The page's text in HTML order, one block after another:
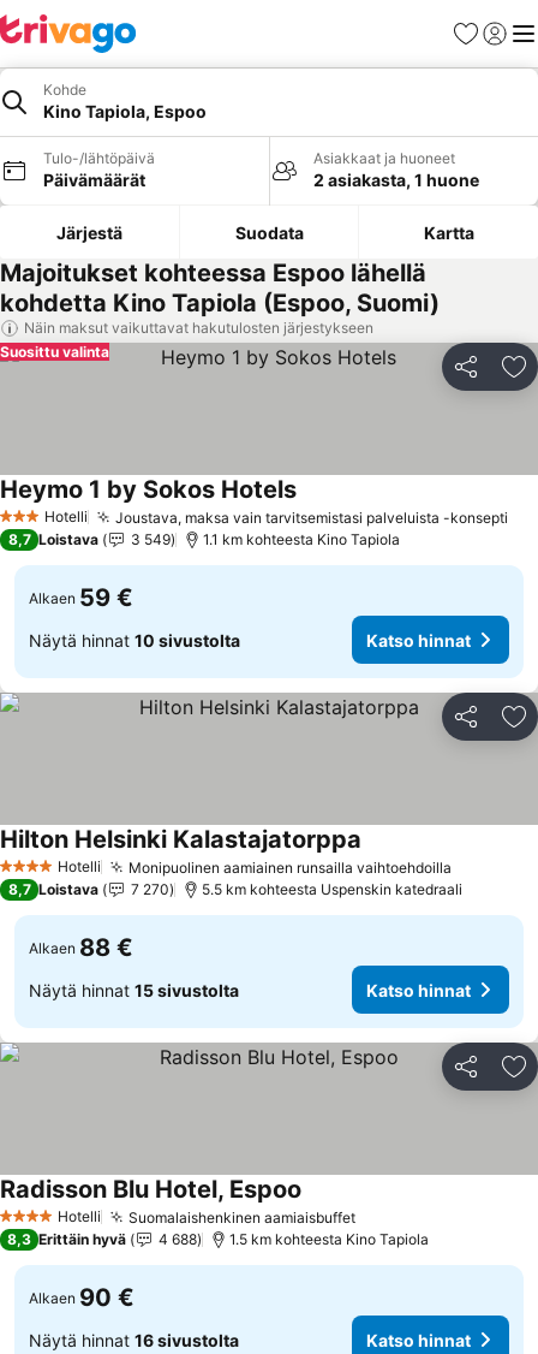
Suosikit
Kohde
Kino Tapiola, Espoo
Tulo-/lähtöpäivä
Päivämäärät
Asiakkaat ja huoneet
2 asiakasta, 1 huone
Järjestä Suodata Kartta
Majoitukset kohteessa Espoo lähellä
kohdetta Kino Tapiola (Espoo, Suomi)
Näin maksut vaikuttavat hakutulosten järjestykseen
Jaa
Suosittu valinta
3 Tähtiluokitus
Hotelli Joustava, maksa vain tarvitsemistasi palveluista -konsepti
Heymo 1 by Sokos HotelsKatso hinnat
8,7 Loistava 3 549 1.1 km kohteesta Kino Tapiola
Alkaen 59 €
Näytä hinnat 10 sivustolta Katso hinnat
Jaa
4 Tähtiluokitus
Hotelli Monipuolinen aamiainen runsailla vaihtoehdoilla
Hilton Helsinki Kalastajatorppa
8,7 Loistava 7 270 5.5 km kohteesta Uspenskin katedraali
Alkaen 88 €
Näytä hinnat 15 sivustolta Katso hinnat
Jaa
4 Tähtiluokitus
Hotelli Suomalaishenkinen aamiaisbuffetKatso hinnat
Radisson Blu Hotel, Espoo
8,3 Erittäin hyvä 4 688 1.5 km kohteesta Kino Tapiola
Alkaen 90 €
Näytä hinnat 16 sivustolta Katso hinnat